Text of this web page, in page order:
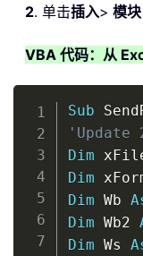
2. 单击插入> 模块
VBA 代码：从
Sub
'Update
Dim
Dim
Dim Wb
Dim Wb2
Dim Ws